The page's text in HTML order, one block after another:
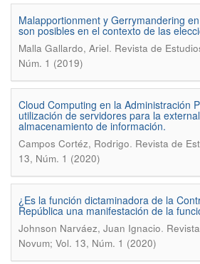
Malapportionment y Gerrymandering
son posibles en el contexto de las
Malla Gallardo, Ariel. Revista de
Núm. 1 (2019)
Cloud Computing en la Administración
utilización de servidores para la
almacenamiento de información.
Campos Cortéz, Rodrigo. Revista de
13, Núm. 1 (2020)
¿Es la función dictaminadora de la
República una manifestación de la
Johnson Narváez, Juan Ignacio.
Novum; Vol. 13, Núm. 1 (2020)